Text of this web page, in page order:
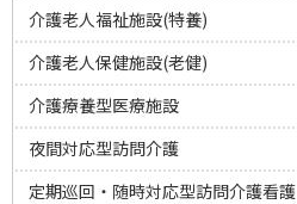
介護老人福祉施設(特養)
介護老人保健施設(老健)
介護療養型医療施設
夜間対応型訪問介護
定期巡回・随時対応型訪問介護看護